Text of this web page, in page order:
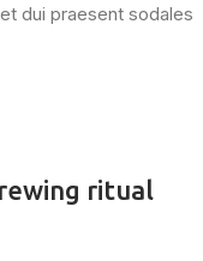
dui praesent sodales
ritual